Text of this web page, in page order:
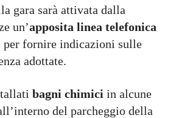
gara sarà attivata dalla
un’apposita linea telefonica
per fornire indicazioni sulle
adottate.
bagni chimici in alcune
del parcheggio della